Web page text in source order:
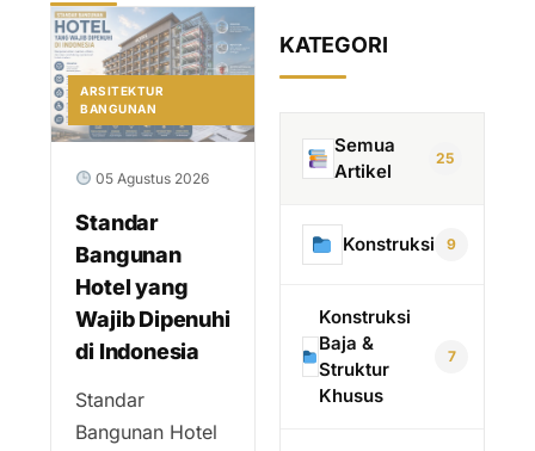
ARSITEKTUR
BANGUNAN
05 Agustus 2026
Standar
Bangunan
Hotel yang
Wajib Dipenuhi
di Indonesia
Standar
Bangunan Hotel
KATEGORI
Semua
Artikel
25
Konstruksi 9
Konstruksi
Baja &
Struktur
Khusus
7